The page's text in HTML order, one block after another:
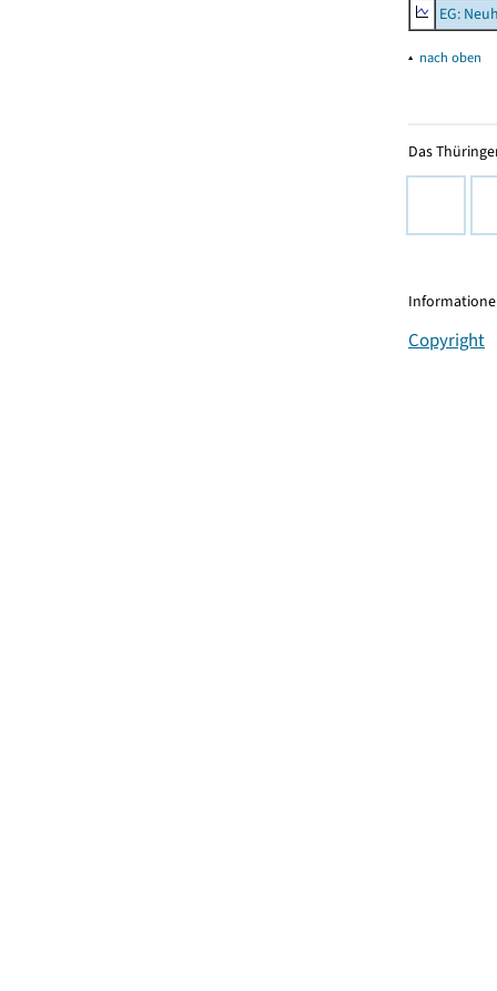
EG:
▴ nach oben
Das
Copyright